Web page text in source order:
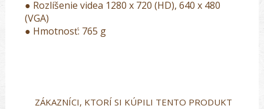
● Rozlíšenie videa 1280 x 720 (HD), 640 x 480
(VGA)
● Hmotnosť: 765 g
ZÁKAZNÍCI, KTORÍ SI KÚPILI TENTO PRODUKT